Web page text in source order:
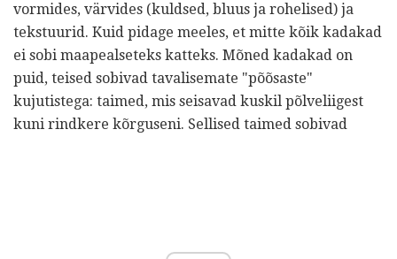
vormides, värvides (kuldsed, bluus ja rohelised) ja
tekstuurid. Kuid pidage meeles, et mitte kõik kadakad
ei sobi maapealseteks katteks. Mõned kadakad on
puid, teised sobivad tavalisemate "põõsaste"
kujutistega: taimed, mis seisavad kuskil põlveliigest
kuni rindkere kõrguseni. Sellised taimed sobivad